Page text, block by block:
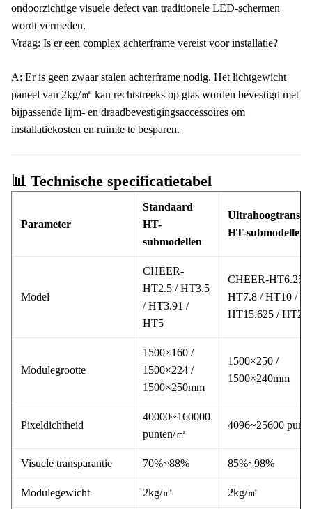
ondoorzichtige visuele defect van traditionele LED-schermen
wordt vermeden.
Vraag: Is er een complex achterframe vereist voor installatie?
A: Er is geen zwaar stalen achterframe nodig. Het lichtgewicht
paneel van 2kg/㎡ kan rechtstreeks op glas worden bevestigd met
bijpassende lijm- en draadbevestigingsaccessoires om
installatiekosten en ruimte te besparen.
📊 Technische specificatietabel
Parameter
Standaard
HT-
submodellen
HT-submodellen
Model
CHEER-
HT2.5 / HT3.5
/ HT3.91 /
HT5
CHEER-HT6.25 /
HT7.8 / HT10 /
HT15.625 / HT20
Modulegrootte
1500×160 /
1500×224 /
1500×250mm
1500×250 /
1500×240mm
Pixeldichtheid
40000~160000
punten/㎡
4096~25600
Visuele transparantie 70%~88% 85%~98%
Modulegewicht 2kg/㎡ 2kg/㎡